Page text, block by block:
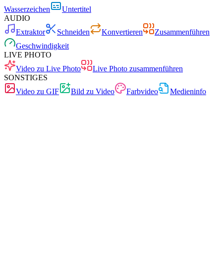
Wasserzeichen
Untertitel
AUDIO
Extraktor
Schneiden Konvertieren
Zusammenführen
Geschwindigkeit
LIVE PHOTO
Video zu Live Photo
Live Photo zusammenführen
SONSTIGES
Video zu GIF
Bild zu Video Farbvideo
Medieninfo